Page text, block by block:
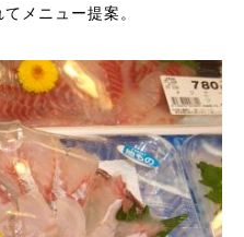
メニュー提案。